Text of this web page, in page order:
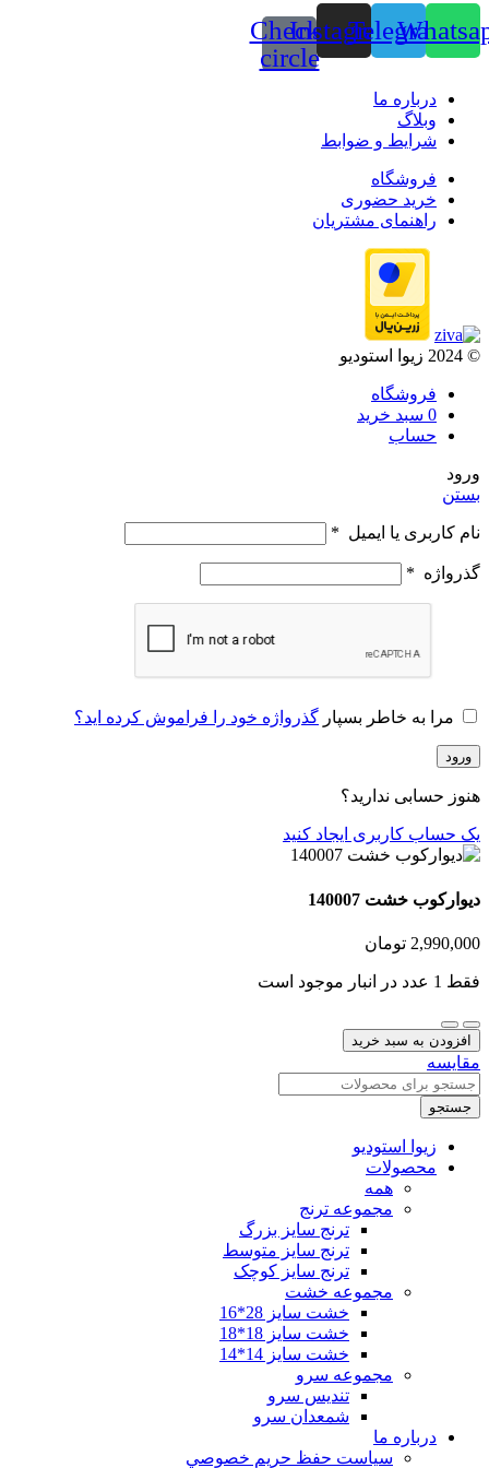
Telegram
Instagram
Check-
circle
درباره ما
وبلاگ
شرایط و ضوابط
فروشگاه
خرید حضوری
راهنمای مشتریان
© 2024 زیوا استودیو
فروشگاه
0 سبد خرید
حساب
ورود
بستن
نام کاربری یا ایمیل *
گذرواژه *
مرا به خاطر بسپار گذرواژه خود را فراموش کرده اید؟
ورود
هنوز حسابی ندارید؟
یک حساب کاربری ایجاد کنید
دیوارکوب خشت 140007
2,990,000 تومان
فقط 1 عدد در انبار موجود است
دیوارکوب
خشت
140007
عدد
افزودن به سبد خرید
مقایسه
جستجو
زیوا استودیو
محصولات
همه
مجموعه ترنج
ترنج سایز بزرگ
ترنج سایز متوسط
ترنج سایز کوچک
مجموعه خشت
خشت سایز 28*16
خشت سایز 18*18
خشت سایز 14*14
مجموعه سرو
تندیس سرو
شمعدان سرو
درباره ما
سياست حفظ حريم خصوصي